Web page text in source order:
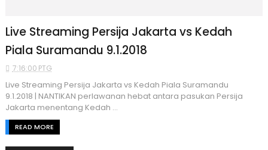
Live Streaming Persija Jakarta vs Kedah
Piala Suramandu 9.1.2018
7:16:00 PTG
Live Streaming Persija Jakarta vs Kedah Piala Suramandu
9.1.2018 | NANTIKAN perlawanan hebat antara pasukan Persija
Jakarta menentang Kedah ...
READ MORE